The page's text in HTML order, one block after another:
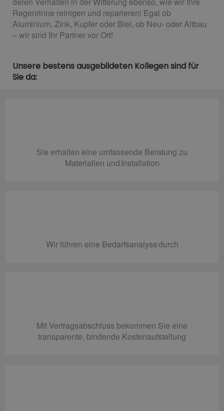
Regenrinne reinigen und reparieren! Egal ob
Aluminium, Zink, Kupfer oder Blei, ob Neu- oder Altbau
– wir sind Ihr Partner vor Ort!
Unsere bestens ausgebildeten Kollegen sind für
Sie da:
Sie erhalten eine umfassende Beratung zu
Materialien und Installation
Wir führen eine Bedarfsanalyse durch
Mit Vertragsabschluss bekommen Sie eine
transparente, bindende Kostenaufstellung